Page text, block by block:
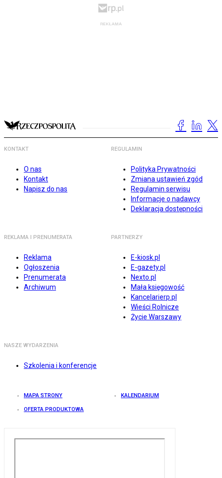
KONTAKT
O nas
Kontakt
Napisz do nas
REGULAMIN
Polityka Prywatności
Zmiana ustawień zgód
Regulamin serwisu
Informacje o nadawcy
Deklaracja dostępności
REKLAMA I PRENUMERATA
Reklama
Ogłoszenia
Prenumerata
Archiwum
PARTNERZY
E-kiosk.pl
E-gazety.pl
Nexto.pl
Mała księgowość
Kancelarierp.pl
Wieści Rolnicze
Życie Warszawy
NASZE WYDARZENIA
Szkolenia i konferencje
MAPA STRONY KALENDARIUM
OFERTA PRODUKTOWA